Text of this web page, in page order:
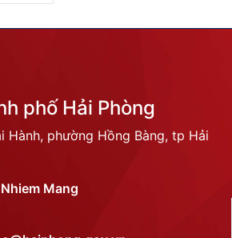
phố Hải Phòng
Hành, phường Hồng Bàng, tp Hải